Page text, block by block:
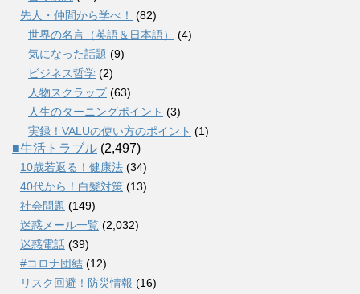
先人・仲間から学べ！
(82)
世界の名言（英語＆日本語）
(4)
気になった話題 (9)
ビジネス哲学 (2)
人物スクラップ(63)
人生のターニングポイント (3)
実録！VALUの使い方のポイント (1)
■生活トラブル (2,497)
10歳若返る！健康法 (34)
40代から！白髪対策 (13)
社会問題 (149)
迷惑メール一覧 (2,032)
迷惑電話 (39)
#コロナ団結 (12)
リスク回避！防災情報 (16)